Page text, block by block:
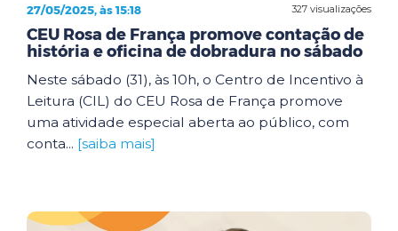
327 visualizações
27/05/2025, às 15:18
CEU Rosa de França promove contação de
história e oficina de dobradura no sábado
Neste sábado (31), às 10h, o Centro de Incentivo à
Leitura (CIL) do CEU Rosa de França promove
uma atividade especial aberta ao público, com
conta... [saiba mais]